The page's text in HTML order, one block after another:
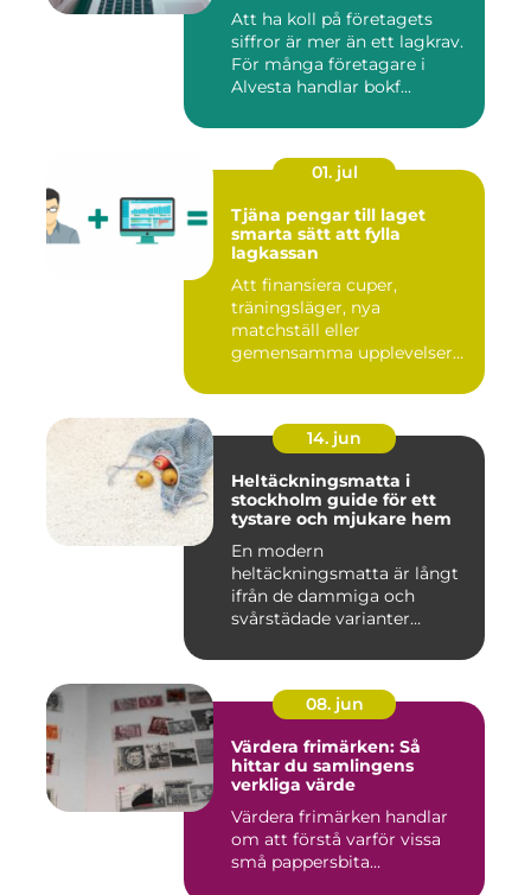
Att ha koll på företagets
siffror är mer än ett lagkrav.
För många företagare i
Alvesta handlar bokf...
01. jul
Tjäna pengar till laget
smarta sätt att fylla
lagkassan
Att finansiera cuper,
träningsläger, nya
matchställ eller
gemensamma upplevelser
14. jun
Heltäckningsmatta i
stockholm guide för ett
tystare och mjukare hem
En modern
heltäckningsmatta är långt
ifrån de dammiga och
svårstädade varianter
08. jun
Värdera frimärken: Så
hittar du samlingens
verkliga värde
Värdera frimärken handlar
om att förstå varför vissa
små pappersbita...